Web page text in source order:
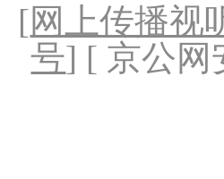
[网上传播视
号] [ 京公网